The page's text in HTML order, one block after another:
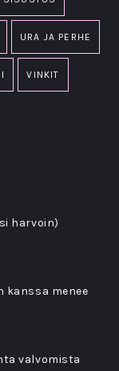
URA JA PERHE
VINKIT
harvoin)
kanssa menee
valvomista